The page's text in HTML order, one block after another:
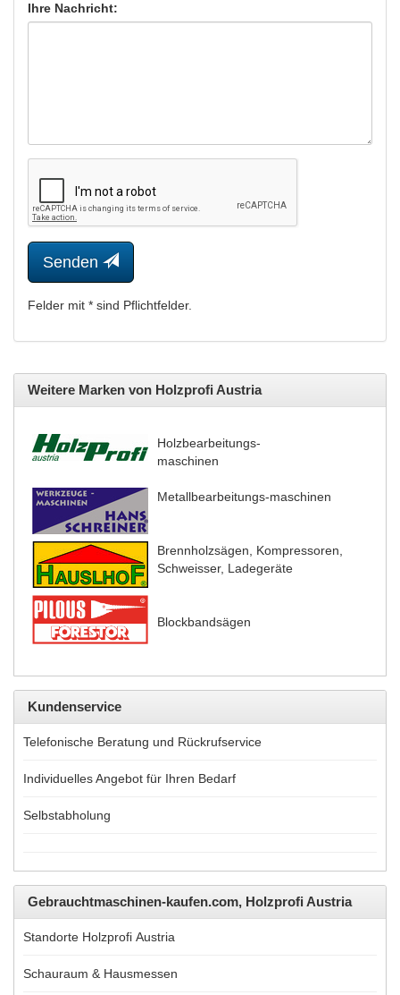
Ihre Nachricht:
Senden
Felder mit * sind Pflichtfelder.
Weitere Marken von Holzprofi Austria
Holzbearbeitungs-
maschinen
Metallbearbeitungs-maschinen
Brennholzsägen, Kompressoren,
Schweisser, Ladegeräte
Blockbandsägen
Kundenservice
Telefonische Beratung und Rückrufservice
Individuelles Angebot für Ihren Bedarf
Selbstabholung
Gebrauchtmaschinen-kaufen.com, Holzprofi Austria
Standorte Holzprofi Austria
Schauraum & Hausmessen